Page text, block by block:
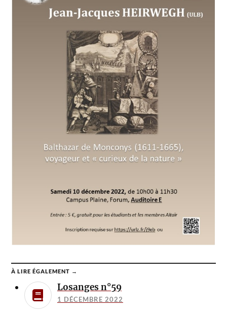
À LIRE ÉGALEMENT →
Losanges n°59
1 DÉCEMBRE 2022